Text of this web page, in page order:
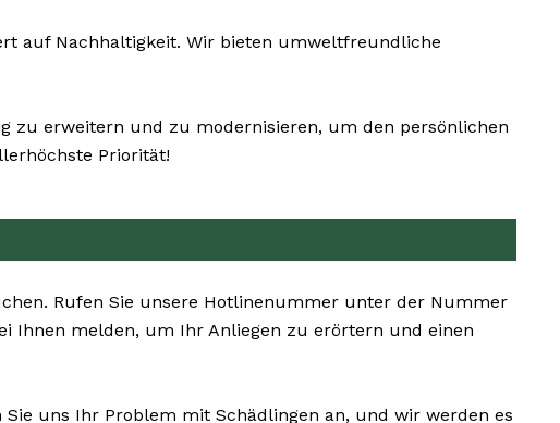
auf Nachhaltigkeit. Wir bieten umweltfreundliche
zu erweitern und zu modernisieren, um den persönlichen
Priorität!
Rufen Sie unsere Hotlinenummer unter der Nummer
Ihnen melden, um Ihr Anliegen zu erörtern und einen
uns Ihr Problem mit Schädlingen an, und wir werden es